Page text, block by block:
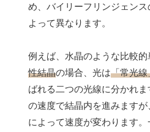
め、バイリーフリンジェン
よって異なります。
例えば、水晶のような比較
性結晶の場合、光は「常光線
ばれる二つの光線に分かれ
の速度で結晶内を進みます
によって速度が変わります